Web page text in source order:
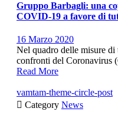
Gruppo Barbagli: una
COVID-19 a favore di
16 Marzo 2020
Nel quadro delle misure
confronti del Coronavirus
Read More
vamtam-theme-circle-post
 Category News